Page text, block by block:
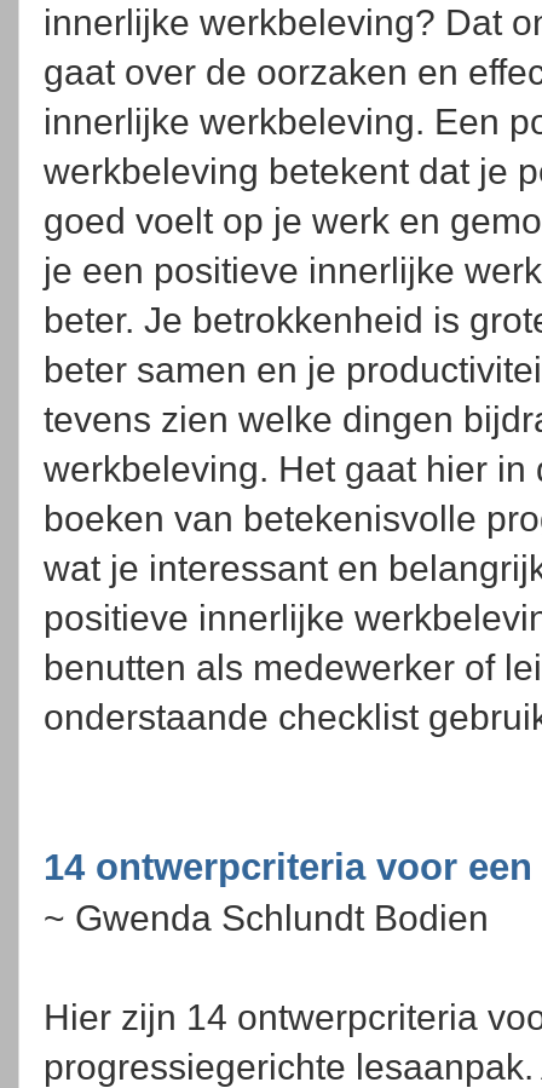
innerlijke werkbeleving? Dat
gaat over de oorzaken en
innerlijke werkbeleving. Een
werkbeleving betekent dat je
goed voelt op je werk en
je een positieve innerlijke
beter. Je betrokkenheid is
beter samen en je
tevens zien welke dingen
werkbeleving. Het gaat hier in
boeken van betekenisvolle
wat je interessant en
positieve innerlijke
benutten als medewerker of
onderstaande checklist
14 ontwerpcriteria voor
~ Gwenda Schlundt Bodien
Hier zijn 14 ontwerpcriteria
progressiegerichte